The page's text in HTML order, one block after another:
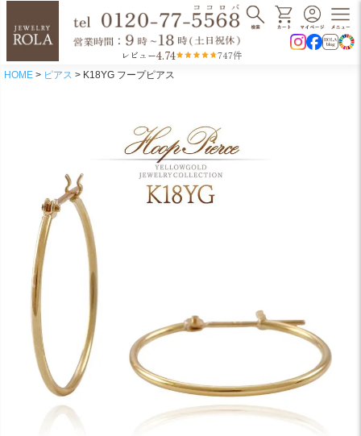
レビュー4.74 747件
HOME ピアス K18YG フープピアス